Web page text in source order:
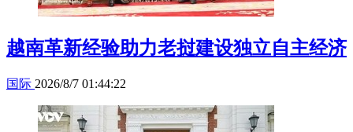
越南革新经验助力老挝建设独立自主经济
国际 2026/8/7 01:44:22